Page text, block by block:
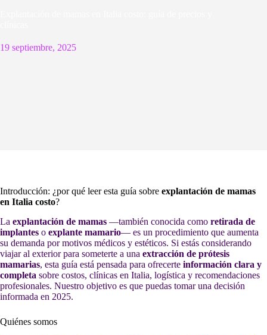
19 septiembre, 2025
Introducción: ¿por qué leer esta guía sobre explantación de mamas
en Italia costo?
La explantación de mamas —también conocida como retirada de
implantes o explante mamario— es un procedimiento que aumenta
su demanda por motivos médicos y estéticos. Si estás considerando
viajar al exterior para someterte a una extracción de prótesis
mamarias, esta guía está pensada para ofrecerte información clara y
completa sobre costos, clínicas en Italia, logística y recomendaciones
profesionales. Nuestro objetivo es que puedas tomar una decisión
informada en 2025.
Quiénes somos